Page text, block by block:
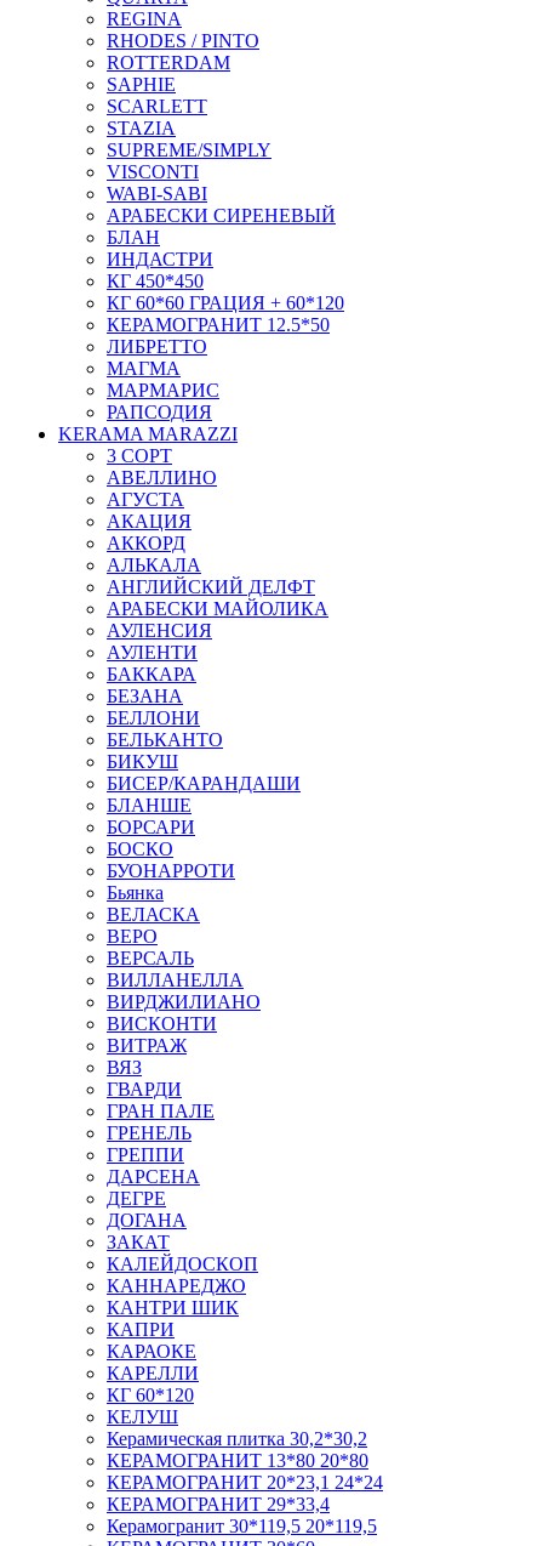
REGINA
RHODES / PINTO
ROTTERDAM
SAPHIE
SCARLETT
STAZIA
SUPREME/SIMPLY
VISCONTI
WABI-SABI
АРАБЕСКИ СИРЕНЕВЫЙ
БЛАН
ИНДАСТРИ
КГ 450*450
КГ 60*60 ГРАЦИЯ + 60*120
КЕРАМОГРАНИТ 12.5*50
ЛИБРЕТТО
МАГМА
МАРМАРИС
РАПСОДИЯ
KERAMA MARAZZI
3 СОРТ
АВЕЛЛИНО
АГУСТА
АКАЦИЯ
АККОРД
АЛЬКАЛА
АНГЛИЙСКИЙ ДЕЛФТ
АРАБЕСКИ МАЙОЛИКА
АУЛЕНСИЯ
АУЛЕНТИ
БАККАРА
БЕЗАНА
БЕЛЛОНИ
БЕЛЬКАНТО
БИКУШ
БИСЕР/КАРАНДАШИ
БЛАНШЕ
БОРСАРИ
БОСКО
БУОНАРРОТИ
Бьянка
ВЕЛАСКА
ВЕРО
ВЕРСАЛЬ
ВИЛЛАНЕЛЛА
ВИРДЖИЛИАНО
ВИСКОНТИ
ВИТРАЖ
ВЯЗ
ГВАРДИ
ГРАН ПАЛЕ
ГРЕНЕЛЬ
ГРЕППИ
ДАРСЕНА
ДЕГРЕ
ДОГАНА
ЗАКАТ
КАЛЕЙДОСКОП
КАННАРЕДЖО
КАНТРИ ШИК
КАПРИ
КАРАОКЕ
КАРЕЛЛИ
КГ 60*120
КЕЛУШ
Керамическая плитка 30,2*30,2
КЕРАМОГРАНИТ 13*80 20*80
КЕРАМОГРАНИТ 20*23,1 24*24
КЕРАМОГРАНИТ 29*33,4
Керамогранит 30*119,5 20*119,5